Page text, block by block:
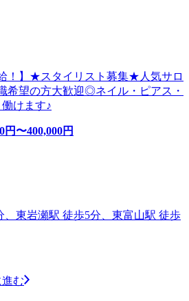
！】★スタイリスト募集★人気サロ
希望の方大歓迎◎ネイル・ピアス・
けます♪
円〜400,000円
、東岩瀬駅 徒歩5分、東富山駅 徒歩
む